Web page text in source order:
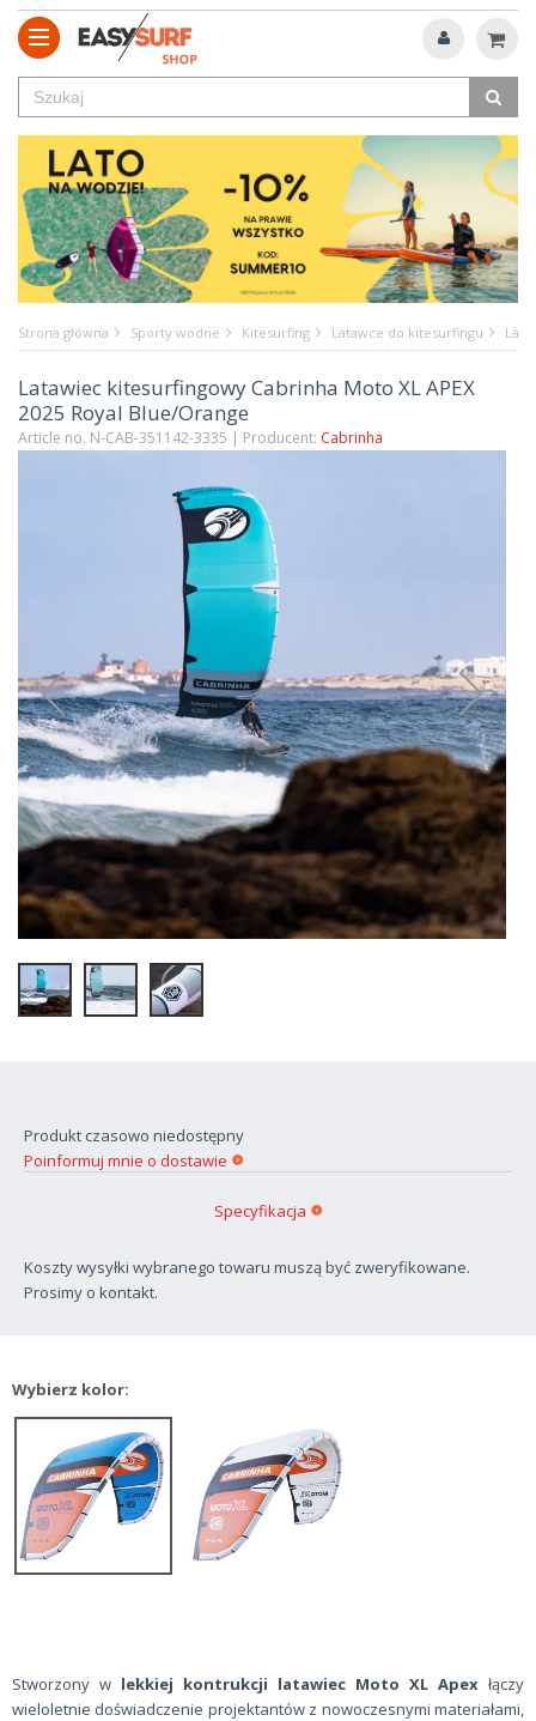
Strona główna Sporty wodne Kitesurfing Latawce do kitesurfingu
Latawiec kitesurfingowy Cabrinha Moto XL APEX
2025 Royal Blue/Orange
Article no. N-CAB-351142-3335 | Producent: Cabrinha
Produkt czasowo niedostępny
Poinformuj mnie o dostawie
Koszty wysyłki wybranego towaru muszą być zweryfikowane.
Prosimy o kontakt.
Specyfikacja
Wybierz kolor:
Stworzony w lekkiej kontrukcji latawiec Moto XL Apex łączy
wieloletnie doświadczenie projektantów z nowoczesnymi materiałami,